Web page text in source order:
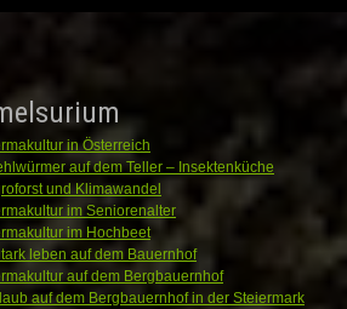
in Österreich
auf dem Teller – Insektenküche
und Klimawandel
im Seniorenalter
im Hochbeet
leben auf dem Bauernhof
auf dem Bergbauernhof
auf dem Bergbauernhof in der Steiermark